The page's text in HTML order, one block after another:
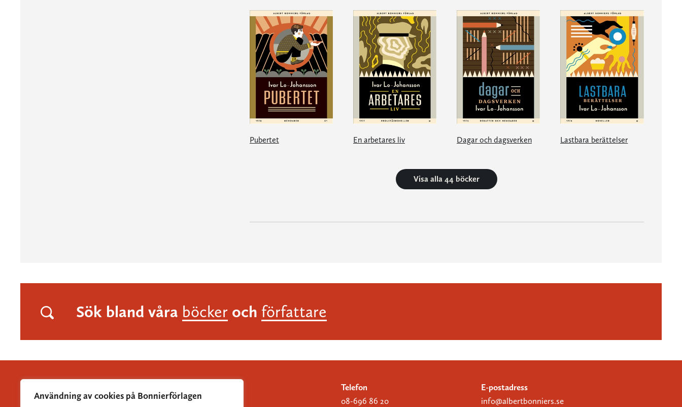
Användning av cookies på Bonnierförlagen
Pubertet En arbetares liv Dagar och dagsverken Lastbara berättelser
Visa alla 44 böcker
Sök bland våra böcker och författare
Telefon
08-696 86 20
E-postadress
info@albertbonniers.se